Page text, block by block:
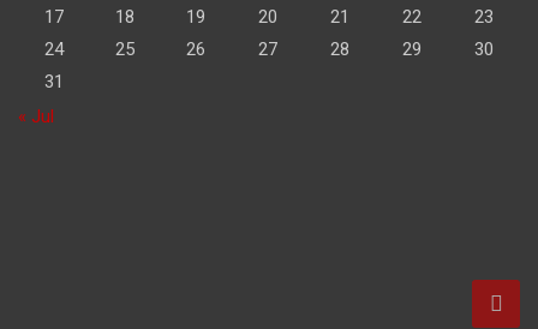
17
18 19 20 21 22
23
24
25 26 27 28 29
30
31
« Jul